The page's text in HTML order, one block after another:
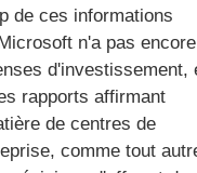
de ces informations
n'a pas encore
d'investissement,
rapports affirmant
de centres de
comme tout